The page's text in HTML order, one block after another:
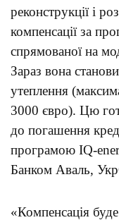
реконструкції і
компенсації за
спрямованої на
Зараз вона
утеплення
3000 євро). Цю
до погашення
програмою IQ-
Банком Аваль,
«Компенсація